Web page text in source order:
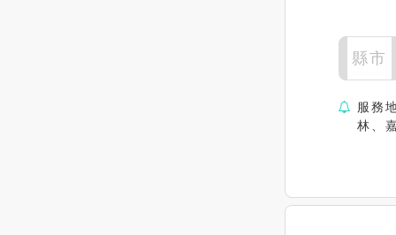
縣市
服務
林、